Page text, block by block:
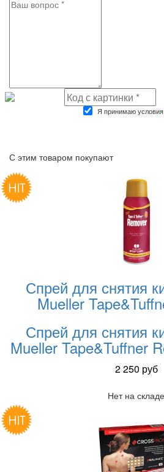
Я принимаю условия
С этим товаром покупают
Спрей для снятия
Mueller
Спрей для снятия
Mueller Tape&Tuffner
2 250 руб
Нет на складе